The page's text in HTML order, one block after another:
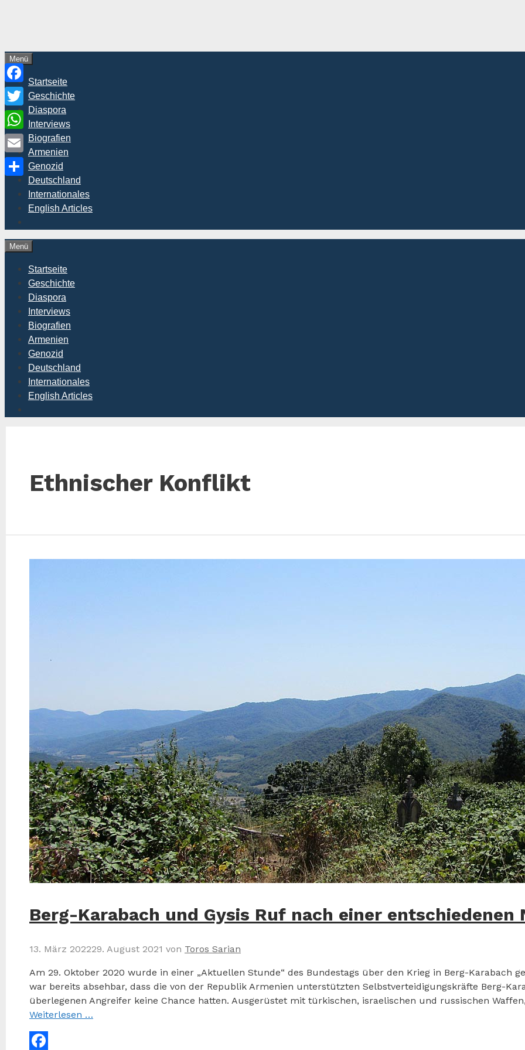
Menü
Startseite
Geschichte
Diaspora
Interviews
Biografien
Armenien
Genozid
Deutschland
Internationales
English Articles
Menü
Startseite
Geschichte
Diaspora
Interviews
Biografien
Armenien
Genozid
Deutschland
Internationales
English Articles
Ethnischer Konflikt
Berg-Karabach und Gysis Ruf nach einer entschiedenen
13. März 202229. August 2021 von Toros Sarian
Am 29. Oktober 2020 wurde in einer „Aktuellen Stunde“ des Bundestags über den Krieg in Berg-Karabach
war bereits absehbar, dass die von der Republik Armenien unterstützten Selbstverteidigungskräfte Berg-
überlegenen Angreifer keine Chance hatten. Ausgerüstet mit türkischen, israelischen und russischen
Weiterlesen …
Facebook
Twitter
WhatsApp
Email
Teilen